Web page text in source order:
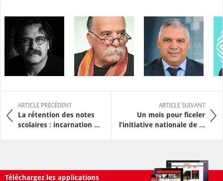
ARTICLE PRÉCÉDENT
La rétention des notes
scolaires : incarnation ...
ARTICLE SUIVANT
Un mois pour ficeler
l’initiative nationale de ...
Téléchargez les applications